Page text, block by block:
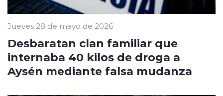
Jueves 28 de mayo de 2026
Desbaratan clan familiar que
internaba 40 kilos de droga a
Aysén mediante falsa mudanza